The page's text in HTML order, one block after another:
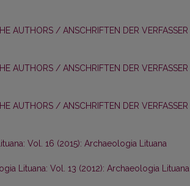
AUTHORS / ANSCHRIFTEN DER VERFASSER
AUTHORS / ANSCHRIFTEN DER VERFASSER
AUTHORS / ANSCHRIFTEN DER VERFASSER
Vol. 16 (2015): Archaeologia Lituana
Lituana: Vol. 13 (2012): Archaeologia Lituana